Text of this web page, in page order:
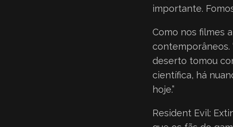
importante.
Como nos filmes
contemporâneos.
deserto tomou
científica, há
hoje.”
Resident Evil: